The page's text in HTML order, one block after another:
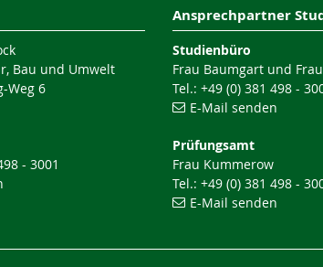
Bau und Umwelt
Weg 6
- 3001
Ansprechpartner
Studienbüro
Frau Baumgart und
Tel.: +49 (0) 381 498 -
E-Mail senden
Prüfungsamt
Frau Kummerow
Tel.: +49 (0) 381 498 -
E-Mail senden